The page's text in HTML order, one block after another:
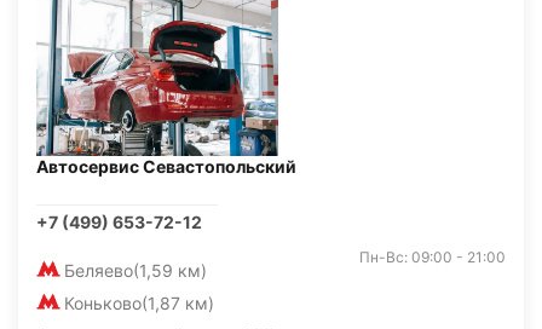
Автосервис Севастопольский
+7 (499) 653-72-12
Беляево(1,59 км)
Коньково(1,87 км)
Пн-Вс: 09:00 - 21:00